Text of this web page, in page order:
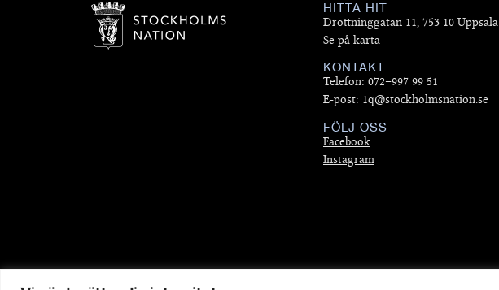
HITTA HIT
Drottninggatan 11, 753 10 Uppsala
Se på karta
KONTAKT
Telefon: 072–997 99 51
E-post: 1q@stockholmsnation.se
FÖLJ OSS
Facebook
Instagram